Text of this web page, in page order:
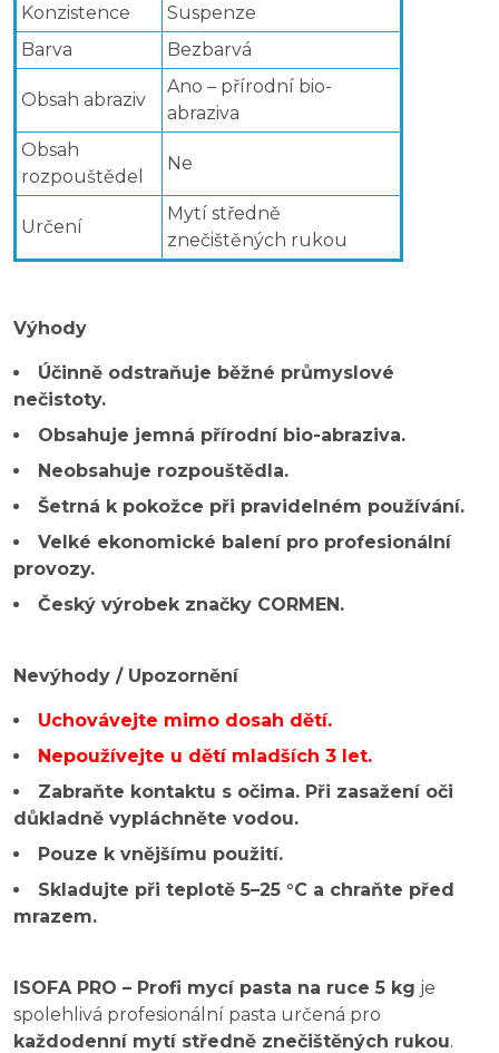
Konzistence
Suspenze
Barva
Bezbarvá
Obsah abraziv
Ano – přírodní bio-
abraziva
Obsah
rozpouštědel
Ne
Určení
Mytí středně
znečištěných rukou
Výhody
Účinně odstraňuje běžné průmyslové
nečistoty.
Obsahuje jemná přírodní bio-abraziva.
Neobsahuje rozpouštědla.
Šetrná k pokožce při pravidelném používání.
Velké ekonomické balení pro profesionální
provozy.
Český výrobek značky CORMEN.
Nevýhody / Upozornění
Uchovávejte mimo dosah dětí.
Nepoužívejte u dětí mladších 3 let.
Zabraňte kontaktu s očima. Při zasažení oči
důkladně vypláchněte vodou.
Pouze k vnějšímu použití.
Skladujte při teplotě 5–25 °C a chraňte před
mrazem.
ISOFA PRO – Profi mycí pasta na ruce 5 kg je
spolehlivá profesionální pasta určená pro
každodenní mytí středně znečištěných rukou.